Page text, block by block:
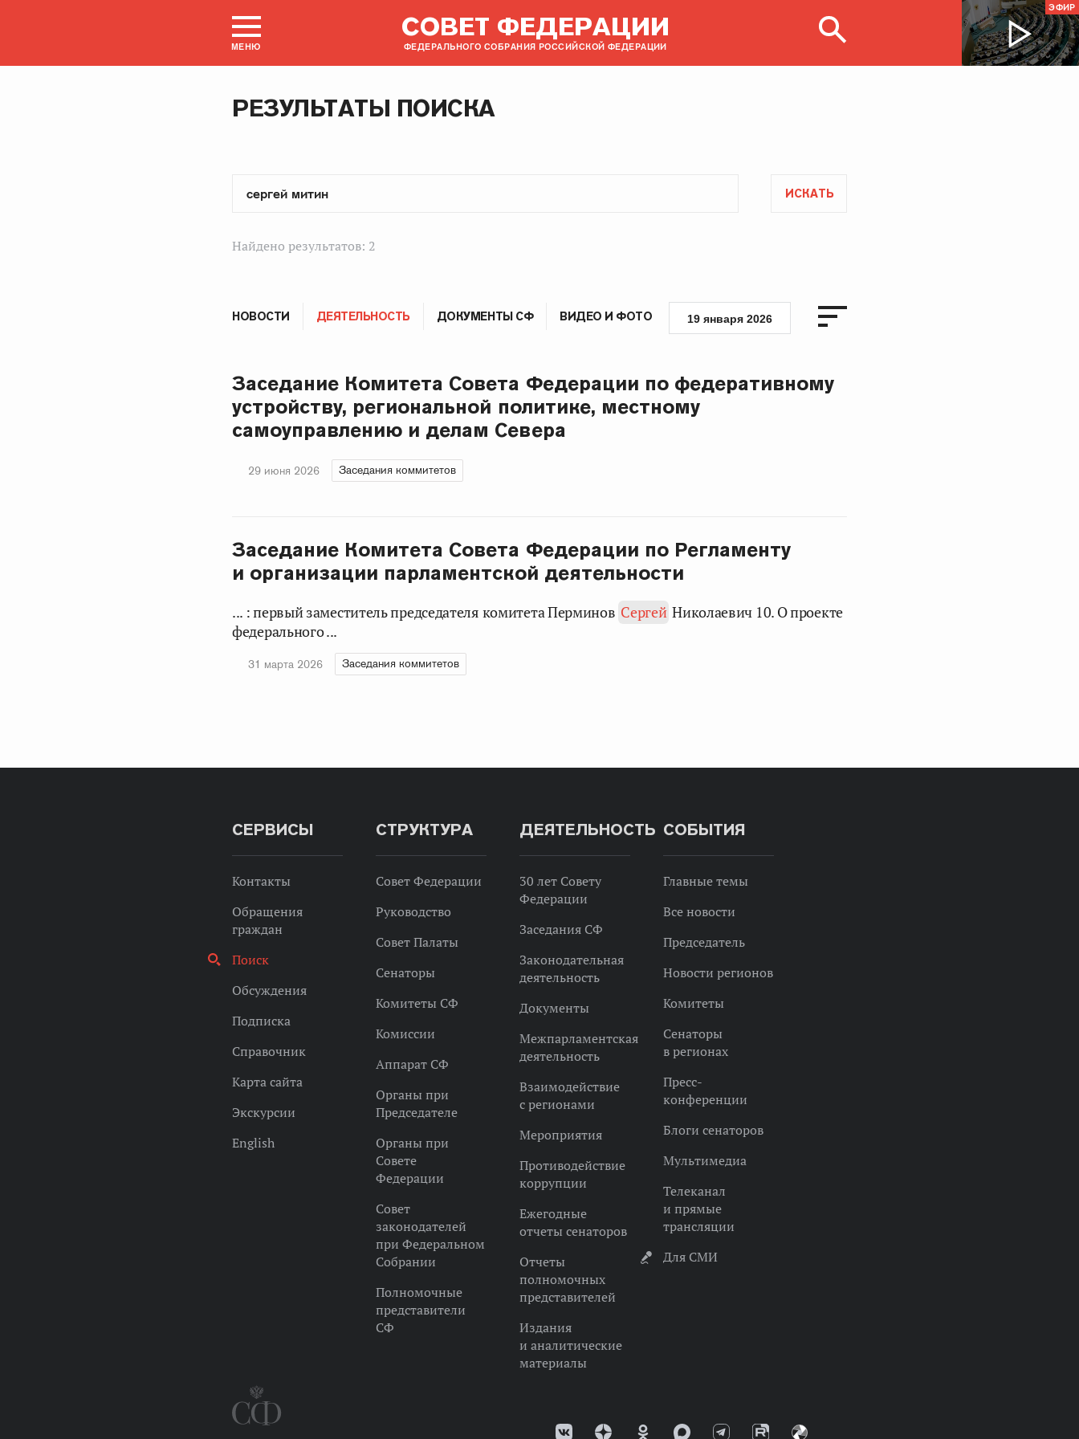
МЕНЮ
СОВЕТ ФЕДЕРАЦИИ
ФЕДЕРАЛЬНОГО СОБРАНИЯ РОССИЙСКОЙ ФЕДЕРАЦИИ
ЭФИР
РЕЗУЛЬТАТЫ ПОИСКА
ИСКАТЬ
Найдено результатов: 2
НОВОСТИ ДЕЯТЕЛЬНОСТЬ ДОКУМЕНТЫ СФ ВИДЕО И ФОТО 19 января 2026
Заседание Комитета Совета Федерации по федеративному
устройству, региональной политике, местному
самоуправлению и делам Севера
29 июня 2026 Заседания коммитетов
Заседание Комитета Совета Федерации по Регламенту
и организации парламентской деятельности
... : первый заместитель председателя комитета Перминов Сергей Николаевич 10. О проекте
федерального ...
31 марта 2026 Заседания коммитетов
СЕРВИСЫ
Контакты
Обращения
граждан
Поиск
Обсуждения
Подписка
Справочник
Карта сайта
Экскурсии
English
СТРУКТУРА
Совет Федерации
Руководство
Совет Палаты
Сенаторы
Комитеты СФ
Комиссии
Аппарат СФ
Органы при
Председателе
Органы при
Совете
Федерации
Совет
законодателей
при Федеральном
Собрании
Полномочные
представители
СФ
ДЕЯТЕЛЬНОСТЬ
30 лет Совету
Федерации
Заседания СФ
Законодательная
деятельность
Документы
Межпарламентская
деятельность
Взаимодействие
с регионами
Мероприятия
Противодействие
коррупции
Ежегодные
отчеты сенаторов
Отчеты
полномочных
представителей
Издания
и аналитические
материалы
СОБЫТИЯ
Главные темы
Все новости
Председатель
Новости регионов
Комитеты
Сенаторы
в регионах
Пресс-
конференции
Блоги сенаторов
Мультимедиа
Телеканал
и прямые
трансляции
Для СМИ